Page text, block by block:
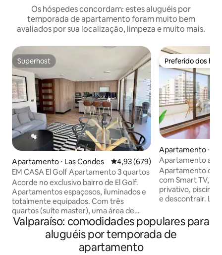
Os hóspedes concordam: estes aluguéis por
temporada de apartamento foram muito bem
avaliados por sua localização, limpeza e muito mais.
Superhost
Superhost
Apartamento ⋅ Las Condes 4,93 de uma avaliação média de
4,93 (679)
EM CASA El Golf Apartamento 3 quartos
Acorde no exclusivo bairro de El Golf.
Apartamentos espaçosos, iluminados e
totalmente equipados. Com três
quartos (suíte master), uma área de
estar e de jantar em plano aberto, uma
cozinha totalmente equipada e uma sala
de estar separada, ideal para um home
Preferido dos
Preferido dos
Apartamento ⋅
Apartamento
passos de tudo.
Apartamento
com Smart TV,
privativo, piscina
e descontrair.
passos da Quinta
Viña, do
dos restaurantes.
Valparaíso: comodidades populares para
aluguéis por temporada de
apartamento